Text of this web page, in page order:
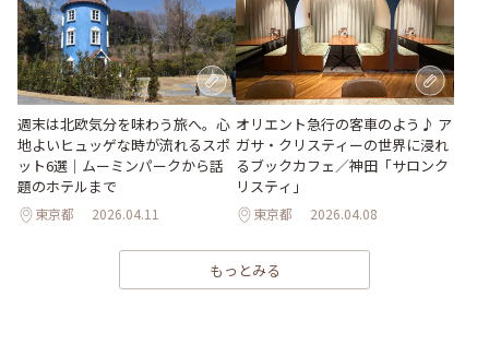
週末は北欧気分を味わう旅へ。心
地よいヒュッゲな時が流れるスポ
ット6選｜ムーミンパークから話
題のホテルまで
東京都 2026.04.11
オリエント急行の客車のよう♪ ア
ガサ・クリスティーの世界に浸れ
るブックカフェ／神田「サロンク
リスティ」
東京都 2026.04.08
もっとみる